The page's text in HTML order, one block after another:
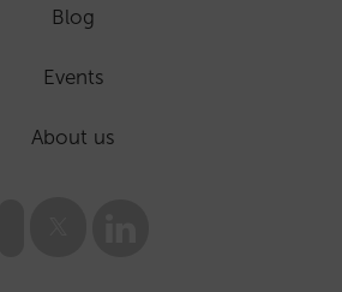
Blog
Events
About us